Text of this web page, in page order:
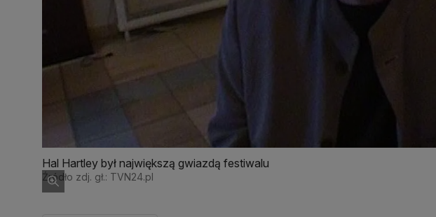
Hal Hartley był największą gwiazdą festiwalu
Źródło zdj. gł.: TVN24.pl